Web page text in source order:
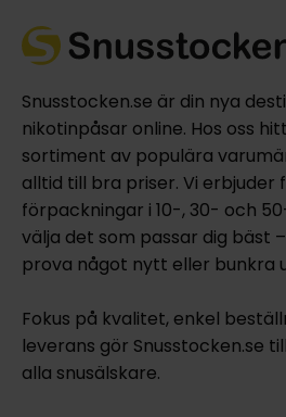
Snusstocken.se är din nya
nikotinpåsar online. Hos oss
sortiment av populära
alltid till bra priser. Vi erbjuder
förpackningar i 10-, 30- och
välja det som passar dig bäst
prova något nytt eller bunkra
Fokus på kvalitet, enkel
leverans gör Snusstocken.se
alla snusälskare.